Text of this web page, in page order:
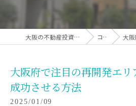
大阪の不動産投資なら株式会社LIFE. コラム 大阪府
大阪府で注目の再開発エリ
成功させる方法
2025/01/09